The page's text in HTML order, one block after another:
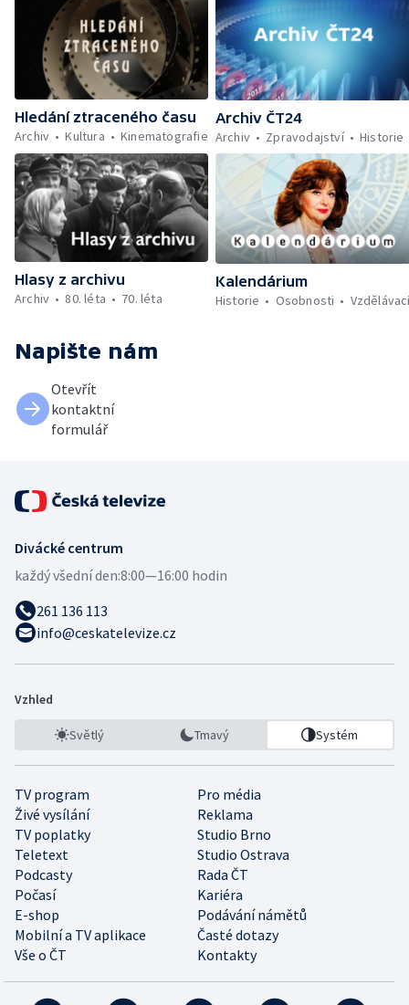
Hledání ztraceného času
Archiv
Kultura Kinematografie
Archiv ČT24
Archiv
Zpravodajství Historie
Hlasy z archivu
Archiv
80. léta 70. léta
Kalendárium
Historie
Osobnosti
Napište nám
Otevřít
kontaktní
formulář
Divácké centrum
každý všední den:8:00—16:00 hodin
261 136 113
info@ceskatelevize.cz
Vzhled
Světlý Tmavý Systém
TV program
Pro média
Živé vysílání
Reklama
TV poplatky
Studio Brno
Teletext
Studio Ostrava
Podcasty
Rada ČT
Počasí
Kariéra
E-shop
Podávání námětů
Mobilní a TV aplikace
Časté dotazy
Vše o ČT
Kontakty